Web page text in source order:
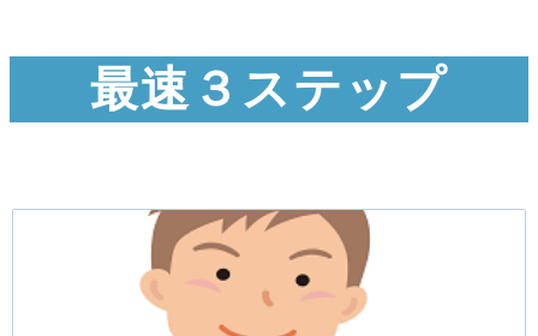
最速３ステップ